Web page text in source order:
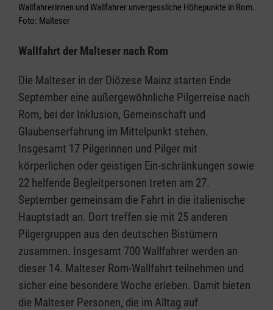
Wallfahrerinnen und Wallfahrer unvergessliche Höhepunkte in Rom.
Foto: Malteser
Wallfahrt der Malteser nach Rom
Die Malteser in der Diözese Mainz starten Ende
September eine außergewöhnliche Pilgerreise nach
Rom, bei der Inklusion, Gemeinschaft und
Glaubenserfahrung im Mittelpunkt stehen.
Insgesamt 17 Pilgerinnen und Pilger mit
körperlichen oder geistigen Ein-schränkungen sowie
22 helfende Begleitpersonen treten am 27.
September gemeinsam die Fahrt in die italienische
Hauptstadt an. Dort treffen sie mit 25 anderen
Pilgergruppen aus den deutschen Bistümern
zusammen. Insgesamt 700 Wallfahrer werden an
dieser 14. Malteser Rom-Wallfahrt teilnehmen und
sicher eine besondere Woche erleben. Damit bieten
die Malteser Personen, die im Alltag auf